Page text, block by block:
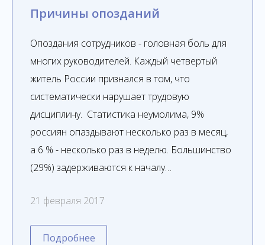
Причины опозданий
Опоздания сотрудников - головная боль для
многих руководителей. Каждый четвертый
житель России признался в том, что
систематически нарушает трудовую
дисциплину. Статистика неумолима, 9%
россиян опаздывают несколько раз в месяц,
а 6 % - несколько раз в неделю. Большинство
(29%) задерживаются к началу…
21 февраля 2017
Подробнее